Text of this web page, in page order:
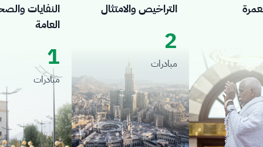
النفايات والصحة
العامة
1
مبادرات
التراخيص والامتثال
2
مبادرات